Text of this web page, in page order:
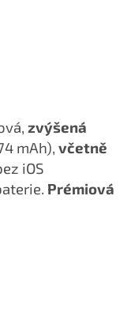
zvýšená
mAh), včetně
iOS
Prémiová